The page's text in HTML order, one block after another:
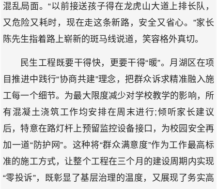
混乱局面。“以前接送孩子得在龙虎山大道上排长队，
又危险又耗时，现在走这条新路，安全又省心。”家长
陈先生指着路上崭新的斑马线说道，笑容格外真切。
民生工程既要干得快，更要干得“暖”。月湖区在项
目推进中践行“协商共建”理念，把群众诉求精准融入施
工每一个细节。为最大限度减少对学校教学的影响，所
有混凝土浇筑工作均安排在周末进行;倾听家长建议
后，特意在路灯杆上预留监控设备接口，为校园安全再
加一道“防护网”。这种将“群众满意度”作为工作最高标
准的施工方式，让整个工程在三个月的建设周期内实现
“零投诉”，既彰显了基层治理的温度，又展现了务实高